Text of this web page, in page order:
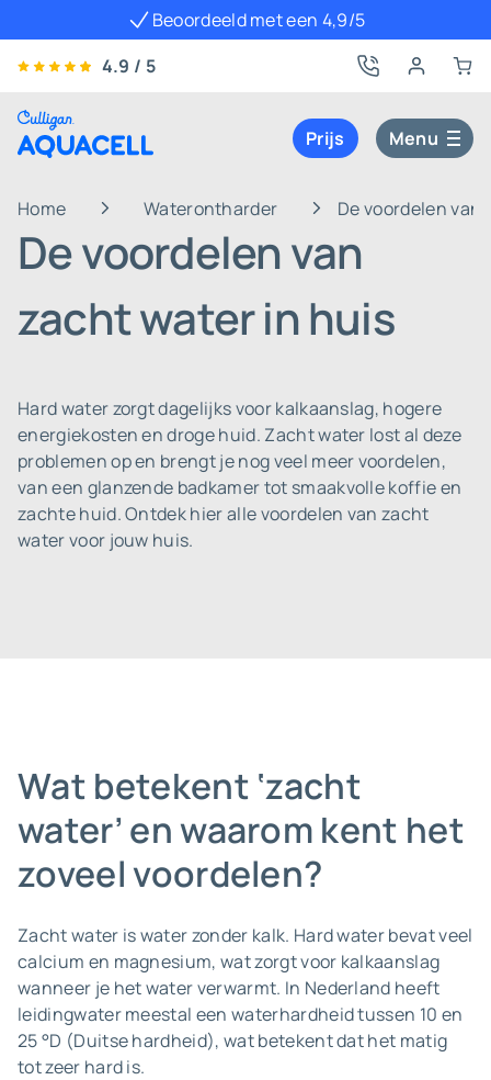
Beoordeeld met een 4,9/5
4.9 / 5
Prijs Menu
Home Waterontharder De voordelen
De voordelen van
zacht water in huis
Hard water zorgt dagelijks voor kalkaanslag, hogere
energiekosten en droge huid. Zacht water lost al deze
problemen op en brengt je nog veel meer voordelen,
van een glanzende badkamer tot smaakvolle koffie en
zachte huid. Ontdek hier alle voordelen van zacht
water voor jouw huis.
Wat betekent ‘zacht
water’ en waarom kent het
zoveel voordelen?
Zacht water is water zonder kalk. Hard water bevat veel
calcium en magnesium, wat zorgt voor kalkaanslag
wanneer je het water verwarmt. In Nederland heeft
leidingwater meestal een waterhardheid tussen 10 en
25 °D (Duitse hardheid), wat betekent dat het matig
tot zeer hard is.